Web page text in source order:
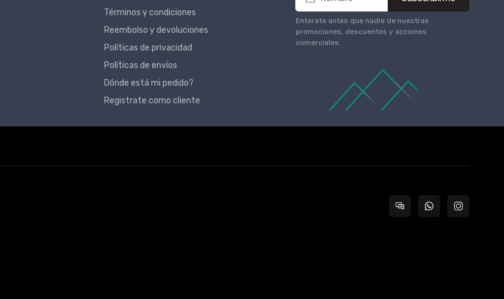
Términos y condiciones
Reembolso y devoluciones
Políticas de privacidad
Políticas de envíos
Dónde está mi pedido?
Registrate como cliente
Enterate antes que nadie de nuestras
promociones, descuentos y acciones
comerciales.